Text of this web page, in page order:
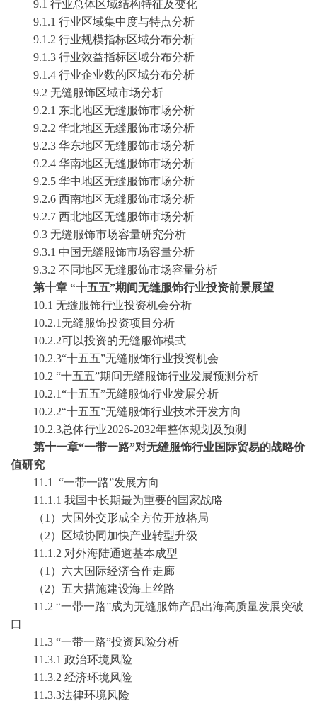
9.1 行业总体区域结构特征及变化
9.1.1 行业区域集中度与特点分析
9.1.2 行业规模指标区域分布分析
9.1.3 行业效益指标区域分布分析
9.1.4 行业企业数的区域分布分析
9.2 无缝服饰区域市场分析
9.2.1 东北地区无缝服饰市场分析
9.2.2 华北地区无缝服饰市场分析
9.2.3 华东地区无缝服饰市场分析
9.2.4 华南地区无缝服饰市场分析
9.2.5 华中地区无缝服饰市场分析
9.2.6 西南地区无缝服饰市场分析
9.2.7 西北地区无缝服饰市场分析
9.3 无缝服饰市场容量研究分析
9.3.1 中国无缝服饰市场容量分析
9.3.2 不同地区无缝服饰市场容量分析
第十章 “十五五”期间无缝服饰行业投资前景展望
10.1 无缝服饰行业投资机会分析
10.2.1无缝服饰投资项目分析
10.2.2可以投资的无缝服饰模式
10.2.3“十五五”无缝服饰行业投资机会
10.2 “十五五”期间无缝服饰行业发展预测分析
10.2.1“十五五”无缝服饰行业发展分析
10.2.2“十五五”无缝服饰行业技术开发方向
10.2.3总体行业2026-2032年整体规划及预测
第十一章“一带一路”对无缝服饰行业国际贸易的战略价
值研究
11.1 “一带一路”发展方向
11.1.1 我国中长期最为重要的国家战略
（1）大国外交形成全方位开放格局
（2）区域协同加快产业转型升级
11.1.2 对外海陆通道基本成型
（1）六大国际经济合作走廊
（2）五大措施建设海上丝路
11.2 “一带一路”成为无缝服饰产品出海高质量发展突破
口
11.3 “一带一路”投资风险分析
11.3.1 政治环境风险
11.3.2 经济环境风险
11.3.3法律环境风险